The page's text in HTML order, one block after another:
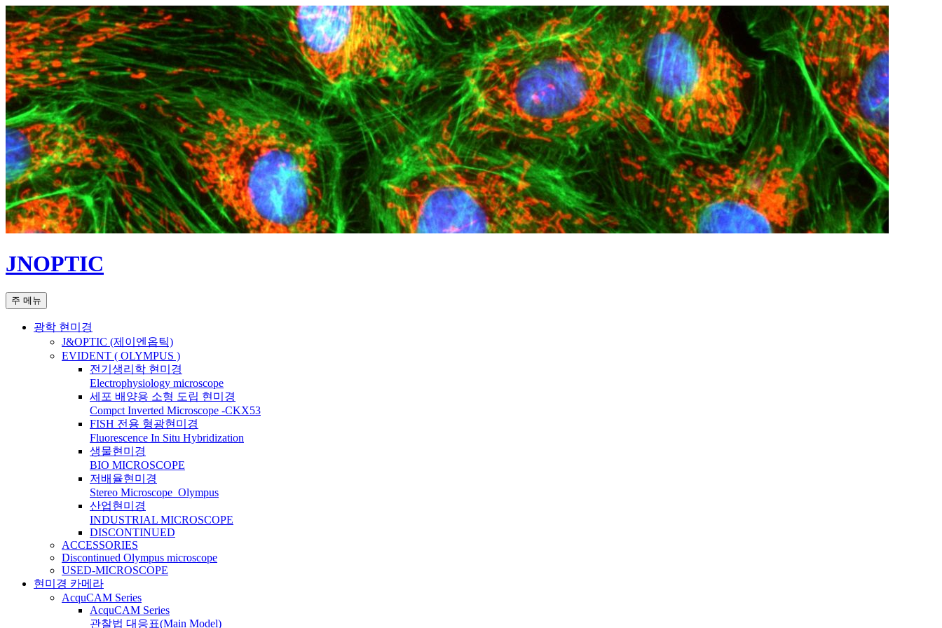
컨
텐
츠
로
건
너
뛰
기
JNOPTIC
검
색
주 메뉴
광학 현미경
J&OPTIC (제이엔옵틱)
EVIDENT ( OLYMPUS )
전기생리학 현미경
Electrophysiology microscope
세포 배양용 소형 도립 현미경
Compct Inverted Microscope -CKX53
FISH 전용 형광현미경
Fluorescence In Situ Hybridization
생물현미경
BIO MICROSCOPE
저배율현미경
Stereo Microscope_Olympus
산업현미경
INDUSTRIAL MICROSCOPE
DISCONTINUED
ACCESSORIES
Discontinued Olympus microscope
USED-MICROSCOPE
현미경 카메라
AcquCAM Series
AcquCAM Series
관찰법 대응표(Main Model)